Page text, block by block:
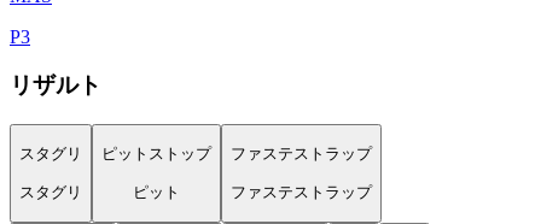
P3
リザルト
スタグリ
スタグリ
ピットストップ
ピット
ファステストラップ
ファステストラップ